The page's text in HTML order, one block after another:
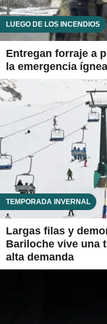
LUEGO DE LOS INCENDIOS
Entregan forraje a
la emergencia ígnea
TEMPORADA INVERNAL
Largas filas y
Bariloche vive una
alta demanda